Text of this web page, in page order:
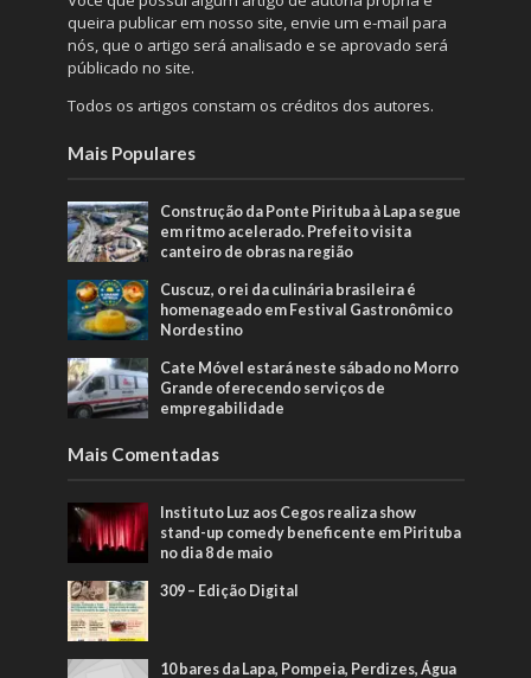
queira publicar em nosso site, envie um e-mail para
nós, que o artigo será analisado e se aprovado será
públicado no site.
Todos os artigos constam os créditos dos autores.
Mais Populares
Construção da Ponte Pirituba à Lapa segue
em ritmo acelerado. Prefeito visita
canteiro de obras na região
Cuscuz, o rei da culinária brasileira é
homenageado em Festival Gastronômico
Nordestino
Cate Móvel estará neste sábado no Morro
Grande oferecendo serviços de
empregabilidade
Mais Comentadas
Instituto Luz aos Cegos realiza show
stand-up comedy beneficente em Pirituba
no dia 8 de maio
309 – Edição Digital
10 bares da Lapa, Pompeia, Perdizes, Água